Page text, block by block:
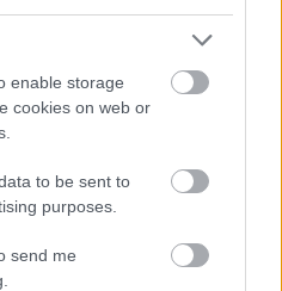
enable storage
cookies on web or
to be sent to
purposes.
send meamihez foghatót